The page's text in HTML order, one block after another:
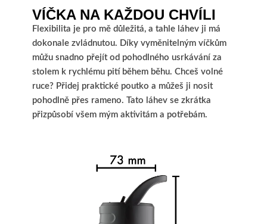
VÍČKA NA KAŽDOU CHVÍLI
Flexibilita je pro mě důležitá, a tahle láhev ji má
dokonale zvládnutou. Díky vyměnitelným víčkům
můžu snadno přejít od pohodlného usrkávání za
stolem k rychlému pití během běhu. Chceš volné
ruce? Přidej praktické poutko a můžeš ji nosit
pohodlně přes rameno. Tato láhev se zkrátka
přizpůsobí všem mým aktivitám a potřebám.